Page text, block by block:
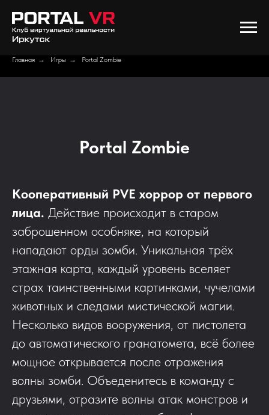
Главная → Игры → Portal Zombie
Portal Zombie
Кооперативный PVE хоррор от первого
лица. Действие происходит в старом
заброшенном особняке, на который
нападают орды зомби. Уникальная трёх
этажная карта, каждый уровень вселяет
страх таинственными картинками, чучелами
животных и следами мистической магии.
Несколько видов вооружения, от пистолета
до автоматического гранатомета, всё более
мощное открывается после отражения
волны зомби. Объеденитесь в команду с
друзьями, отразите волны атак монстров и